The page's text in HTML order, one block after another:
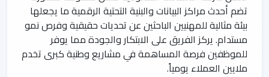
تضم أحدث مراكز البيانات والبنية التحتية الرقمية ما يجعلها
بيئة مثالية للمهنيين الباحثين عن تحديات حقيقية وفرص نمو
مستدام. يركز الفريق على الابتكار والجودة مما يوفر
للموظفين فرصة المساهمة في مشاريع وطنية كبرى تخدم
ملايين العملاء يومياً.